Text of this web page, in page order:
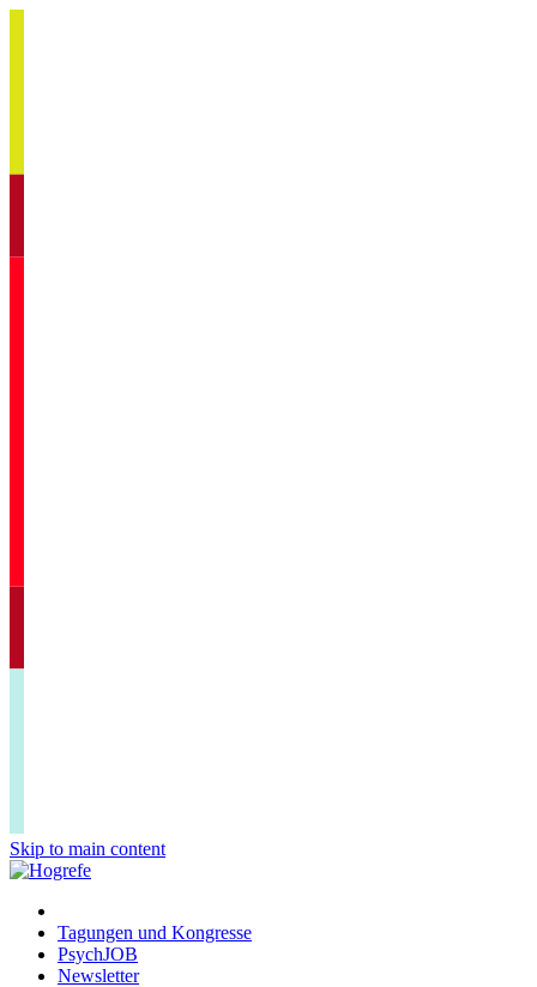
Skip to main content
Tagungen und Kongresse
PsychJOB
Newsletter